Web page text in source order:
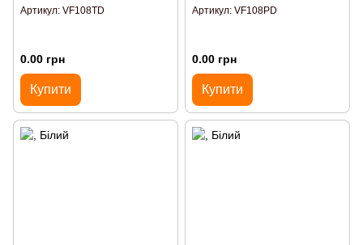
Артикул: VF108TD
0.00 грн
Купити
Артикул: VF108PD
0.00 грн
Купити